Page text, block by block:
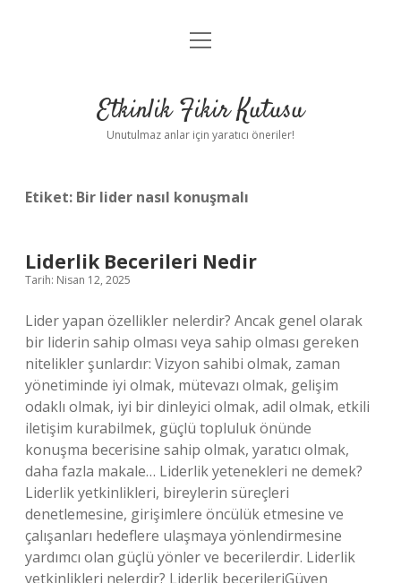
Anasayfa
Yasal Uyarı
menüyü
Etkinlik Fikir Kutusu
Unutulmaz anlar için yaratıcı öneriler!
Etiket: Bir lider nasıl konuşmalı
Liderlik Becerileri Nedir
Tarih: Nisan 12, 2025
Lider yapan özellikler nelerdir? Ancak genel olarak
bir liderin sahip olması veya sahip olması gereken
nitelikler şunlardır: Vizyon sahibi olmak, zaman
yönetiminde iyi olmak, mütevazı olmak, gelişim
odaklı olmak, iyi bir dinleyici olmak, adil olmak, etkili
iletişim kurabilmek, güçlü topluluk önünde
konuşma becerisine sahip olmak, yaratıcı olmak,
daha fazla makale… Liderlik yetenekleri ne demek?
Liderlik yetkinlikleri, bireylerin süreçleri
denetlemesine, girişimlere öncülük etmesine ve
çalışanları hedeflere ulaşmaya yönlendirmesine
yardımcı olan güçlü yönler ve becerilerdir. Liderlik
yetkinlikleri nelerdir? Liderlik becerileriGüven